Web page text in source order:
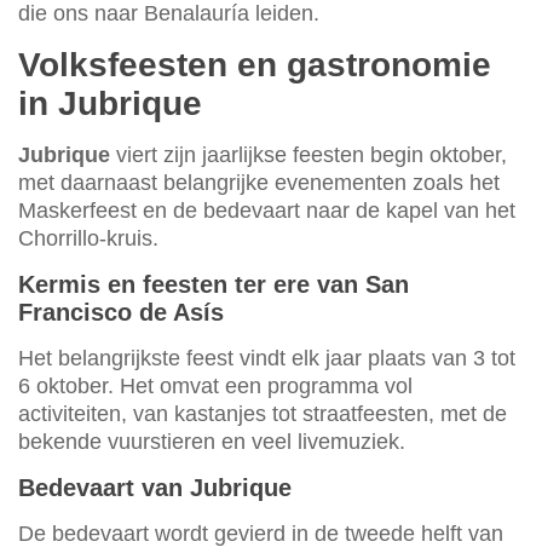
die ons naar Benalauría leiden.
Volksfeesten en gastronomie
in Jubrique
Jubrique viert zijn jaarlijkse feesten begin oktober,
met daarnaast belangrijke evenementen zoals het
Maskerfeest en de bedevaart naar de kapel van het
Chorrillo-kruis.
Kermis en feesten ter ere van San
Francisco de Asís
Het belangrijkste feest vindt elk jaar plaats van 3 tot
6 oktober. Het omvat een programma vol
activiteiten, van kastanjes tot straatfeesten, met de
bekende vuurstieren en veel livemuziek.
Bedevaart van Jubrique
De bedevaart wordt gevierd in de tweede helft van